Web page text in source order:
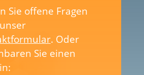
Sie offene Fragen
. Oder
Sie einen